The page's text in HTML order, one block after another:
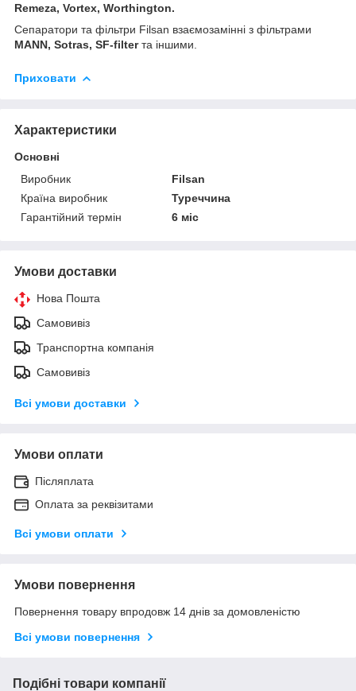
Remeza, Vortex, Worthington.
Сепаратори та фільтри Filsan взаємозамінні з фільтрами
MANN, Sotras, SF-filterта іншими.
Приховати
Характеристики
Основні
Виробник
Filsan
Країна виробник
Туреччина
Гарантійний термін
6 міс
Умови доставки
Нова Пошта
Самовивіз
Транспортна компанія
Самовивіз
Всі умови доставки
Умови оплати
Післяплата
Оплата за реквізитами
Всі умови оплати
Умови повернення
Повернення товару впродовж 14 днів за домовленістю
Всі умови повернення
Подібні товари компанії